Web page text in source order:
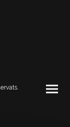
.